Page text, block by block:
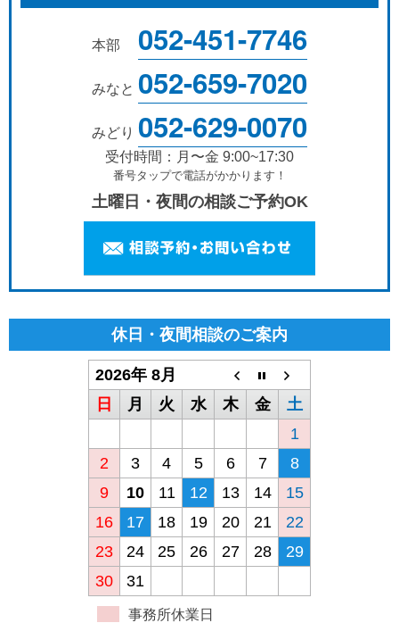
本部 052-451-7746
みなと 052-659-7020
みどり 052-629-0070
受付時間：月〜金 9:00~17:30
番号タップで電話がかかります！
土曜日・夜間の相談ご予約OK
休日・夜間相談のご案内
2026年 8月
日
月 火 水 木 金
土
1
2
3 4 5 6 7
8
9
10 11 12 13 14
15
16
17 18 19 20 21
22
23
24 25 26 27 28
29
30
31
事務所休業日